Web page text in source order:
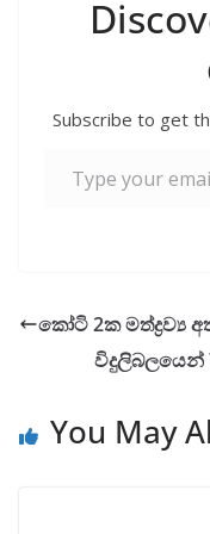
Subscribe to get
කෝටි 2ක මත්ද්‍රව්‍ය
You May